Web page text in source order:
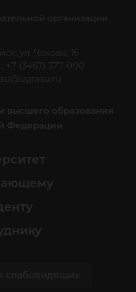
организации
ул. Чехова, 16
+7 (3467) 377-000
высшего образования
Федерации